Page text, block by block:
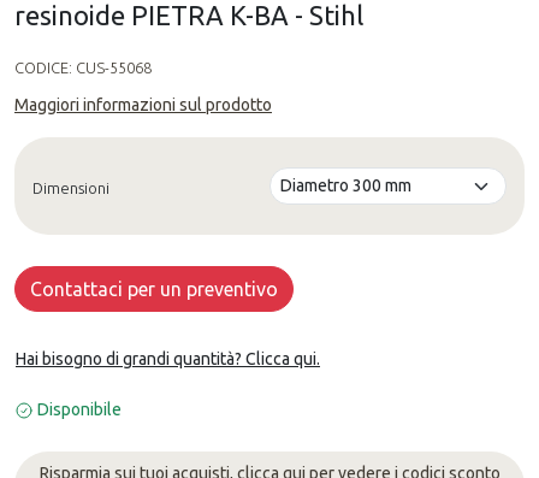
resinoide PIETRA K-BA - Stihl
CODICE: CUS-55068
Maggiori informazioni sul prodotto
Dimensioni
Contattaci per un preventivo
Hai bisogno di grandi quantità? Clicca qui.
Disponibile
Risparmia sui tuoi acquisti, clicca qui per vedere i codici sconto